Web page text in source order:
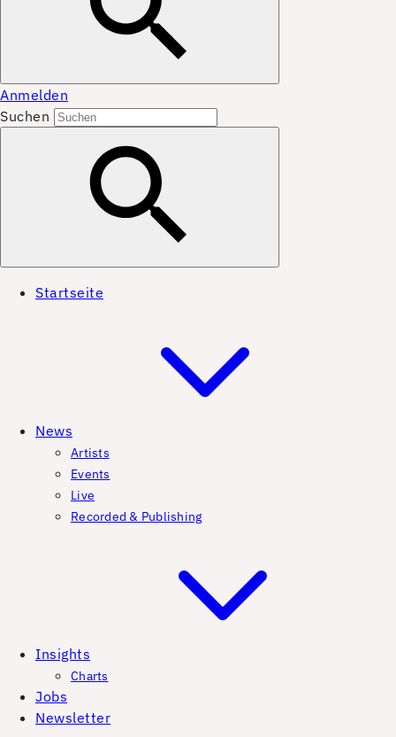
Anmelden
Suchen
Startseite
News
Artists
Events
Live
Recorded & Publishing
Insights
Charts
Jobs
Newsletter